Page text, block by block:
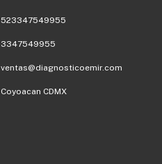
523347549955
3347549955
ventas@diagnosticoemir.com
Coyoacan CDMX